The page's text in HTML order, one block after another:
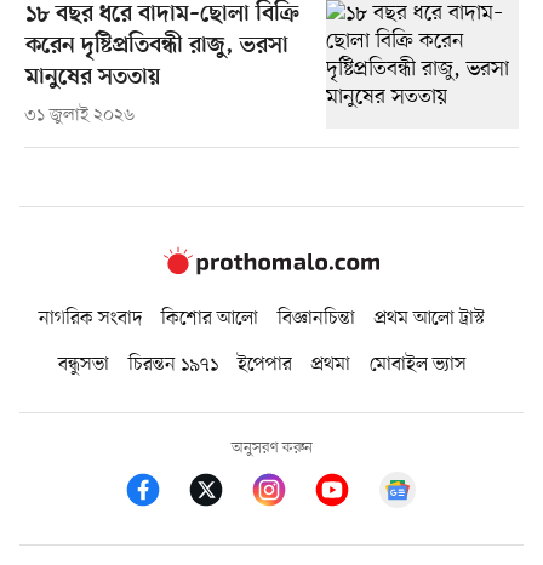
১৮ বছর ধরে বাদাম–ছোলা বিক্রি
করেন দৃষ্টিপ্রতিবন্ধী রাজু, ভরসা
মানুষের সততায়
৩১ জুলাই ২০২৬
নাগরিক সংবাদ কিশোর আলো বিজ্ঞানচিন্তা
প্রথম আলো ট্রাস্ট
বন্ধুসভা
চিরন্তন ১৯৭১ ইপেপার প্রথমা মোবাইল ভ্যাস
অনুসরণ করুন